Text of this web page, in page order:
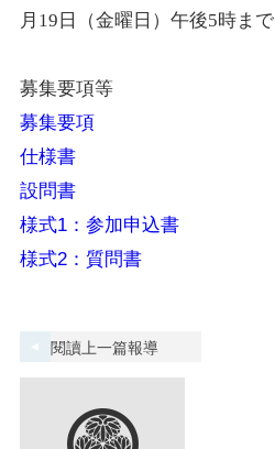
月 19 日（金曜日）午後5時まで
募集要項等
募集要項
仕様書
設問書
様式1：参加申込書
様式2：質問書
閱讀上一篇報導